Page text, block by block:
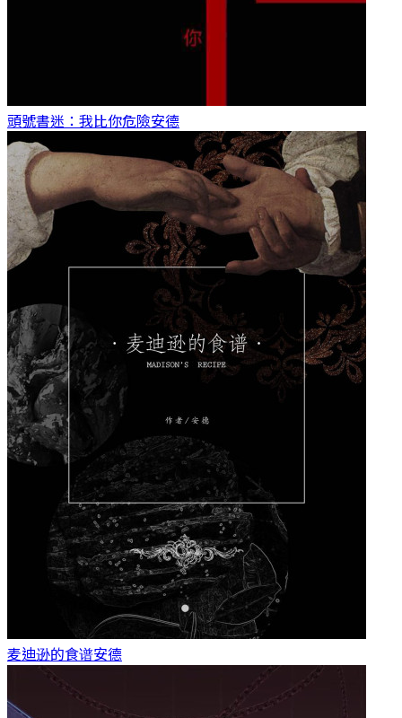
頭號書迷：我比你危險安德
麦迪逊的食谱安德